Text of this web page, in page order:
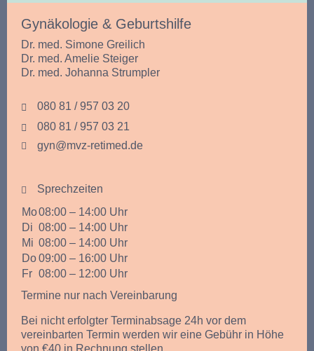
Gynäkologie & Geburtshilfe
Dr. med. Simone Greilich
Dr. med. Amelie Steiger
Dr. med. Johanna Strumpler
080 81 / 957 03 20
080 81 / 957 03 21
gyn@mvz-retimed.de
Sprechzeiten
Mo08:00 – 14:00 Uhr
Di 08:00 – 14:00 Uhr
Mi 08:00 – 14:00 Uhr
Do09:00 – 16:00 Uhr
Fr 08:00 – 12:00 Uhr
Termine nur nach Vereinbarung
Bei nicht erfolgter Terminabsage 24h vor dem
vereinbarten Termin werden wir eine Gebühr in Höhe
von €40 in Rechnung stellen.